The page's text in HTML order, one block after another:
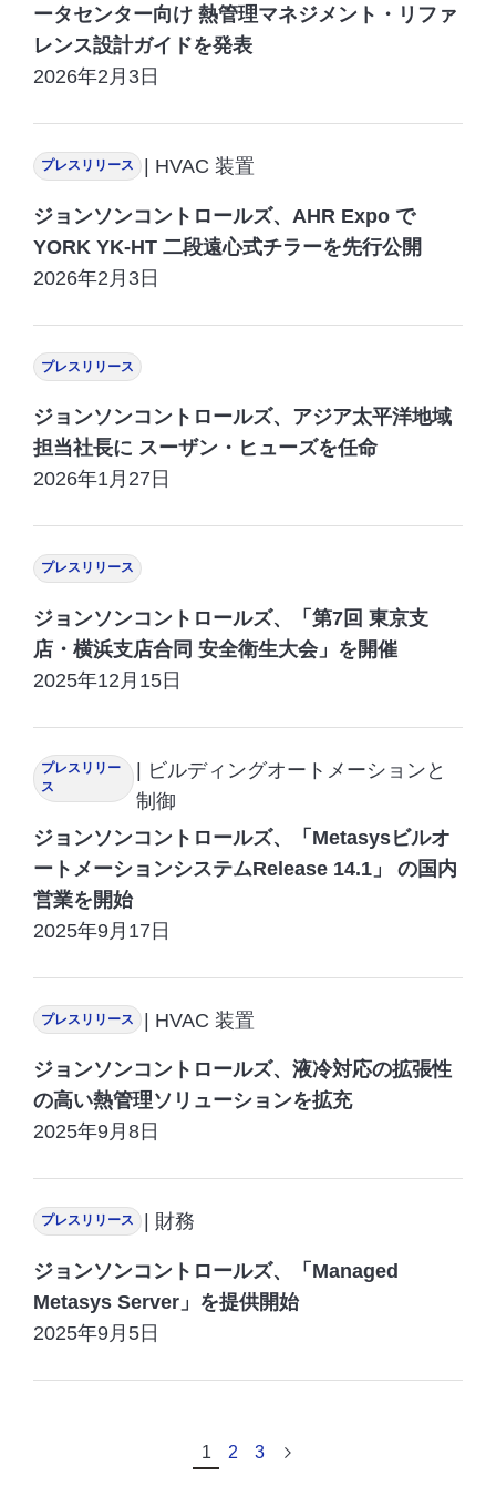
ータセンター向け 熱管理マネジメント・リファ
レンス設計ガイドを発表
2026年2月3日
プレスリリース | HVAC 装置
ジョンソンコントロールズ、AHR Expo で
YORK YK-HT 二段遠心式チラーを先行公開
2026年2月3日
プレスリリース
ジョンソンコントロールズ、アジア太平洋地域
担当社長に スーザン・ヒューズを任命
2026年1月27日
プレスリリース
ジョンソンコントロールズ、「第7回 東京支
店・横浜支店合同 安全衛生大会」を開催
2025年12月15日
プレスリリー
ス
| ビルディングオートメーションと
制御
ジョンソンコントロールズ、「Metasysビルオ
ートメーションシステムRelease 14.1」 の国内
営業を開始
2025年9月17日
プレスリリース | HVAC 装置
ジョンソンコントロールズ、液冷対応の拡張性
の高い熱管理ソリューションを拡充
2025年9月8日
プレスリリース | 財務
ジョンソンコントロールズ、「Managed
Metasys Server」を提供開始
2025年9月5日
1 2 3